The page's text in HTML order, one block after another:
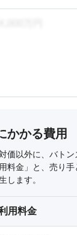
かかる費用
価以外に、バトン
料金」と、売り
します。
用料金